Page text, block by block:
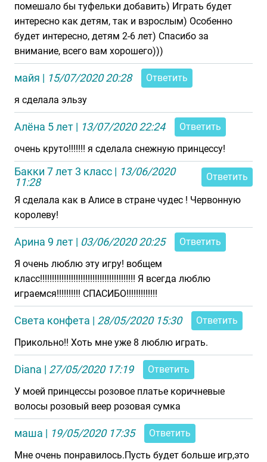
помешало бы туфельки добавить) Играть будет
интересно как детям, так и взрослым) Особенно
будет интересно, детям 2-6 лет) Спасибо за
внимание, всего вам хорошего)))
майя | 15/07/2020 20:28
Ответить
я сделала эльзу
Алёна 5 лет | 13/07/2020 22:24
Ответить
очень круто!!!!!!! я сделала снежную принцессу!
Бакки 7 лет 3 класс | 13/06/2020
11:28
Ответить
Я сделала как в Алисе в стране чудес ! Червонную
королеву!
Арина 9 лет | 03/06/2020 20:25
Ответить
Я очень люблю эту игру! вобщем
класс!!!!!!!!!!!!!!!!!!!!!!!!!!!!!!!!!!!!!!!! Я всегда люблю
играемся!!!!!!!!!! СПАСИБО!!!!!!!!!!!!!
Света конфета | 28/05/2020 15:30
Ответить
Прикольно!! Хоть мне уже 8 люблю играть.
Diana | 27/05/2020 17:19
Ответить
У моей принцессы розовое платье коричневые
волосы розовый веер розовая сумка
маша | 19/05/2020 17:35
Ответить
Мне очень понравилось.Пусть будет больше игр,это